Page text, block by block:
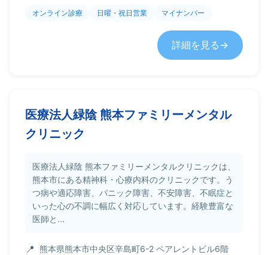
オンライン診療 日曜・祝日営業 マイナンバー
詳細を見る
医療法人緑陰 熊本ファミリーメンタル
クリニック
医療法人緑陰 熊本ファミリーメンタルクリニックは、
熊本市にある精神科・心療内科のクリニックです。う
つ病や適応障害、パニック障害、不安障害、不眠症と
いった心の不調に幅広く対応しています。経験豊富な
医師と...
熊本県熊本市中央区辛島町6-2 ペアレントビル6階